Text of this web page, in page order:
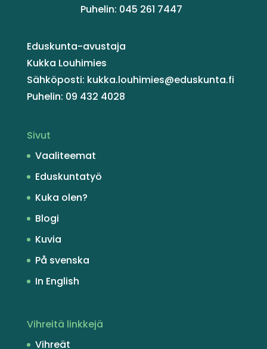
Puhelin: 045 261 7447
Eduskunta-avustaja
Kukka Louhimies
Sähköposti: kukka.louhimies@eduskunta.fi
Puhelin: 09 432 4028
Sivut
Vaaliteemat
Eduskuntatyö
Kuka olen?
Blogi
Kuvia
På svenska
In English
Vihreitä linkkejä
Vihreät